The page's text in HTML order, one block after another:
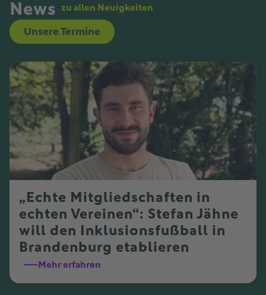
News zu allen Neuigkeiten
Unsere Termine
„Echte Mitgliedschaften in
echten Vereinen“: Stefan Jähne
will den Inklusionsfußball in
Brandenburg etablieren
Mehr erfahren